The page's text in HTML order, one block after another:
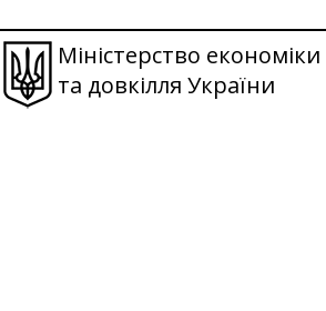
Міністерство економіки
та довкілля України